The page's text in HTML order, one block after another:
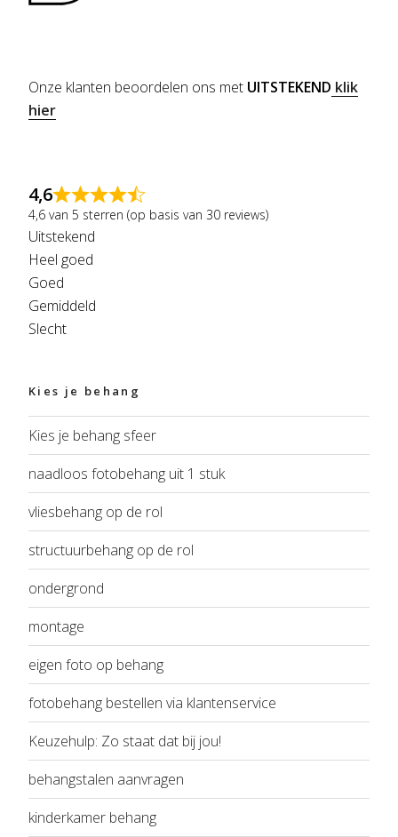
Onze klanten beoordelen ons met UITSTEKEND klik
hier
4,6
4,6 van 5 sterren (op basis van 30 reviews)
Uitstekend
Heel goed
Goed
Gemiddeld
Slecht
Kies je behang
Kies je behang sfeer
naadloos fotobehang uit 1 stuk
vliesbehang op de rol
structuurbehang op de rol
ondergrond
montage
eigen foto op behang
fotobehang bestellen via klantenservice
Keuzehulp: Zo staat dat bij jou!
behangstalen aanvragen
kinderkamer behang